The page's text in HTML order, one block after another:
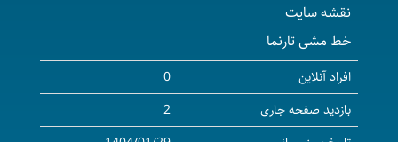
"افق‌های نو در فعالیت‌های علمی بین‌المللی دانشگاه‌ها"
دانشگاه علوم پزشکی کردستان جایگاه برجسته آموزشی
به اثبات رساند.
کارگاه حضوری" اصول اخلاق حرفه ای در آموزش مجازی"
نقشه سایت
خط مشی تارنما
افراد آنلاین
0
بازدید صفحه جاری
2